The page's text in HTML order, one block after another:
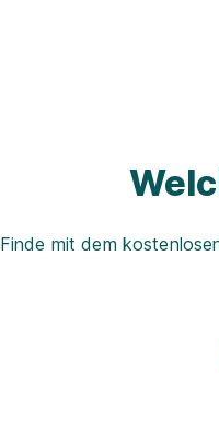
Finde mit dem